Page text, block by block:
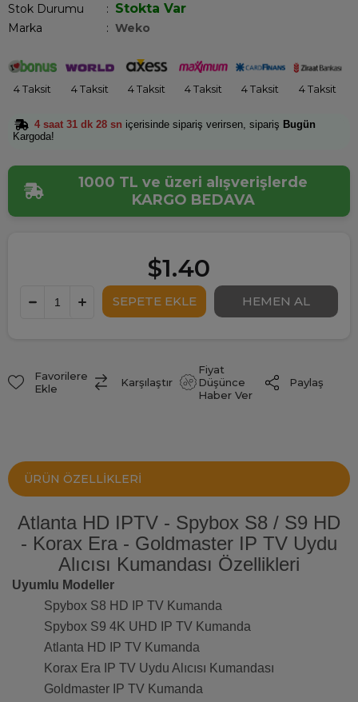
Stok Durumu : Stokta Var
Marka : Weko
4 Taksit 4 Taksit 4 Taksit 4 Taksit 4 Taksit 4 Taksit
4 saat 31 dk 28 sn içerisinde sipariş verirsen, sipariş Bugün
Kargoda!
1000 TL ve üzeri alışverişlerde
KARGO BEDAVA
$1.40
Favorilere
Ekle
Karşılaştır
Fiyat
Düşünce
Haber Ver
Paylaş
ÜRÜN ÖZELLIKLERI
Atlanta HD IPTV - Spybox S8 / S9 HD
- Korax Era - Goldmaster IP TV Uydu
Alıcısı Kumandası Özellikleri
Uyumlu Modeller
Spybox S8 HD IP TV Kumanda
Spybox S9 4K UHD IP TV Kumanda
Atlanta HD IP TV Kumanda
Korax Era IP TV Uydu Alıcısı Kumandası
Goldmaster IP TV Kumanda